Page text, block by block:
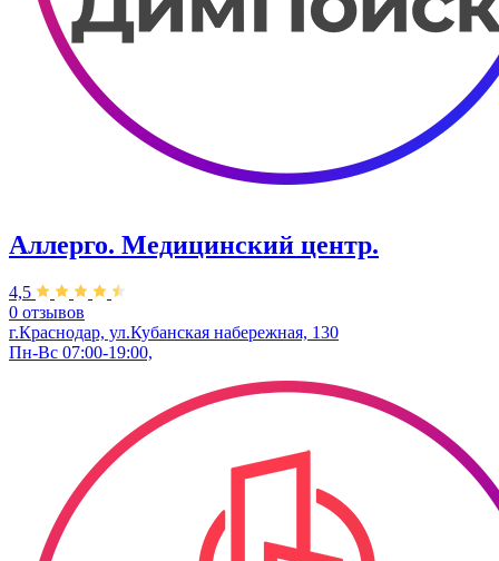
Аллерго. Медицинский центр.
4,5
0 отзывов
г.Краснодар, ул.​Кубанская набережная, 130
Пн-Вс 07:00-19:00,